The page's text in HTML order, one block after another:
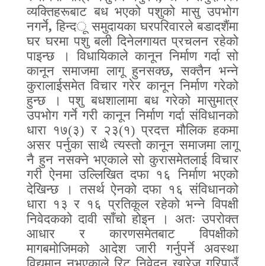
व्यक्तिहरूबाट बध भएको पशुको मासु उपभोग
नगर्ने,हिन्दू समुदायका घरपरिवारलेबडादशैंमा
घर घरमा पशु बली दिनेलगायत प्रचलन रहेको
पाइन्छ । विधायिकाले कानून निर्माण गर्दा सो
कानून समाजमा लागू हुनसक्छ,सक्तैन भन्ने
कुरालाईसमेत विचार गरेर कानून निर्माण गरेको
हुन्छ । पशु बधशालामा बध गरेको मासुमात्र
उपभोग गर्ने गरी कानून निर्माण गर्दा संविधानको
धारा १७(३) र २३(१) प्रदत्त मौलिक हकमा
असर पर्नुका साथै त्यस्तो कानून समाजमा लागू
नै हुन नसक्ने भएकाले सो कुरासमेतलाई विचार
गरी ऐनमा उल्लिखित दफा १६ निर्माण भएको
देखिन्छ । तसर्थ ऐनको दफा १६ संविधानको
धारा १३ र १६ प्रतिकूल रहेको भन्ने विपक्षी
निवेदकको दावी साँचो होइन । अतः उपरोक्त
आधार र कारणसमेतबाट विपक्षीको
मागबमोजिमको आदेश जारी गर्नुपर्ने अवस्था